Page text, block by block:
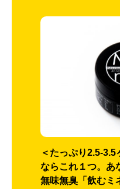
＜たっぷり2.5-3.5
ならこれ１つ。あ
無味無臭「飲むミ